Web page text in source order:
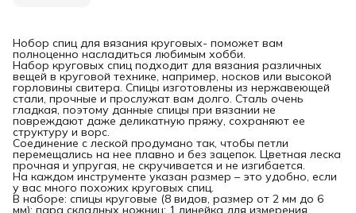
Нобор спиц для вязания круговых- поможет вам
полноценно насладиться любимым хобби.
Набор круговых спиц подходит для вязания различных
вещей в круговой технике, например, носков или высокой
горловины свитера. Спицы изготовлены из нержавеющей
стали, прочные и прослужат вам долго. Сталь очень
гладкая, поэтому данные спицы при вязании не
повреждают даже деликатную пряжу, сохраняют ее
структуру и ворс.
Соединение с леской продумано так, чтобы петли
перемещались на нее плавно и без зацепок. Цветная леска
прочная и упругая, не скручивается и не изгибается.
На каждом инструменте указан размер – это удобно, если
у вас много похожих круговых спиц.
В наборе: спицы круговые (8 видов, размер от 2 мм до 6
мм); пара складных ножниц; 1 линейка для измерения